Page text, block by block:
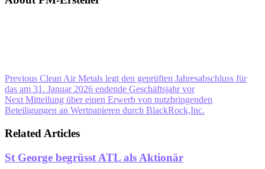
Previous Clean Air Metals legt den geprüften Jahresabschluss für
das am 31. Januar 2026 endende Geschäftsjahr vor
Next Mitteilung über einen Erwerb von nutzbringenden
Beteiligungen an Wertpapieren durch BlackRock,Inc.
Related Articles
St George begrüsst ATL als Aktionär